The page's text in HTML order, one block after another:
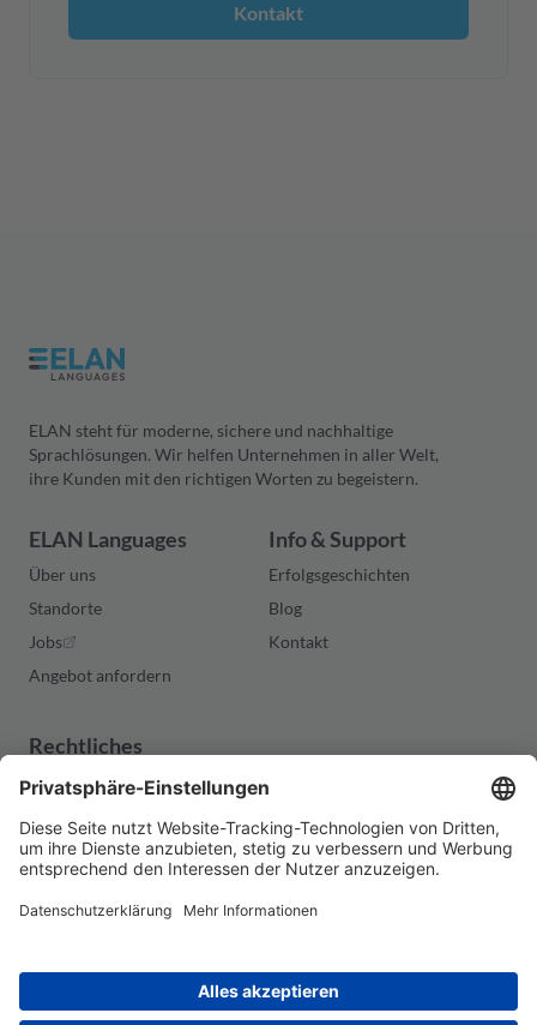
Kontakt
ELAN steht für moderne, sichere und nachhaltige
Sprachlösungen. Wir helfen Unternehmen in aller Welt,
ihre Kunden mit den richtigen Worten zu begeistern.
ELAN Languages
Über uns
Standorte
Jobs
Angebot anfordern
Info & Support
Erfolgsgeschichten
Blog
Kontakt
Rechtliches
Impressum
Allgemeine
Geschäftsbedingungen
Cookies